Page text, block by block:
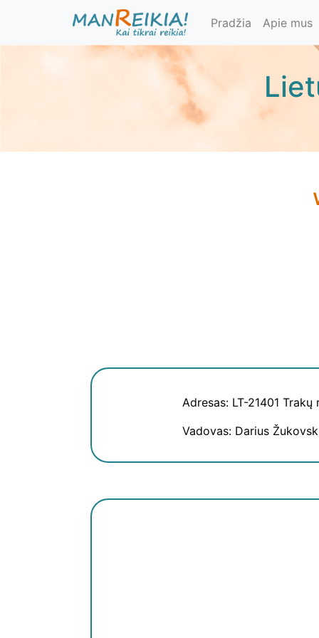
pagrindinį
Pradžia Apie mus
Adresas: LT-21401 Trakų
Vadovas: Darius